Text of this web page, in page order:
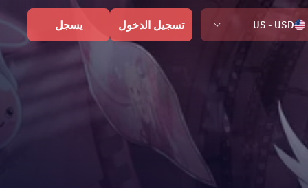
US - USD تسجيل الدخول يسجل